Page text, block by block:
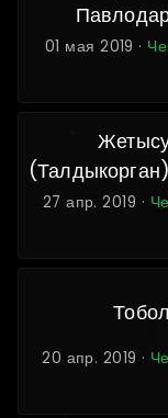
01 мая 2019 ·
27 апр. 2019 ·
20 апр. 2019 ·